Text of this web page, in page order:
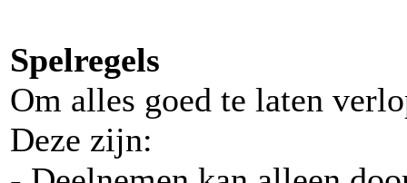
Spelregels
Om alles goed te laten
Deze zijn: